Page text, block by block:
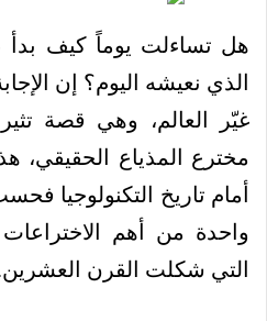
هل تساءلت يوماً كيف بدأ
الذي نعيشه اليوم؟ إن
غيّر العالم، وهي قصة
مخترع المذياع الحقيقي،
أمام تاريخ التكنولوجيا
واحدة من أهم الاختراعات
التي شكلت القرن